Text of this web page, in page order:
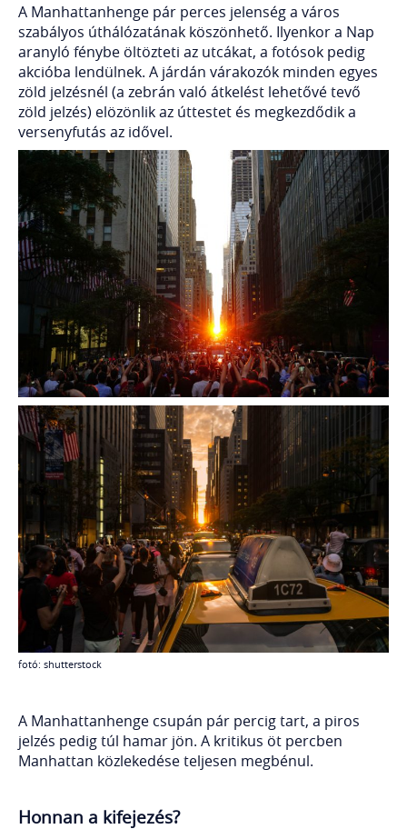
A Manhattanhenge pár perces jelenség a város
szabályos úthálózatának köszönhető. Ilyenkor a Nap
aranyló fénybe öltözteti az utcákat, a fotósok pedig
akcióba lendülnek. A járdán várakozók minden egyes
zöld jelzésnél (a zebrán való átkelést lehetővé tevő
zöld jelzés) elözönlik az úttestet és megkezdődik a
versenyfutás az idővel.
fotó: shutterstock
A Manhattanhenge csupán pár percig tart, a piros
jelzés pedig túl hamar jön. A kritikus öt percben
Manhattan közlekedése teljesen megbénul.
Honnan a kifejezés?